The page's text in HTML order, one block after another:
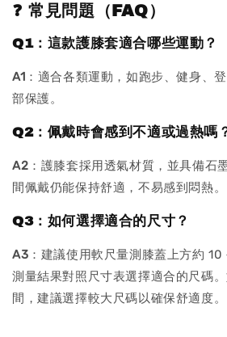
❓ 常見問題（FAQ）
Q1：這款護膝套適合哪些運動？
A1 ：適合各類運動，如跑步、健身、
部保護。
Q2：佩戴時會感到不適或過熱嗎
A2 ：護膝套採用透氣材質，並具備石
間佩戴仍能保持舒適，不易感到悶熱。
Q3：如何選擇適合的尺寸？
A3 ：建議使用軟尺量測膝蓋上方約
測量結果對照尺寸表選擇適合的尺碼
間，建議選擇較大尺碼以確保舒適度。